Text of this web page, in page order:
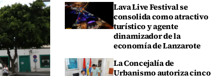
Lava Live Festival se
consolida como atractivo
turístico y agente
dinamizador de la
economía de Lanzarote
La Concejalía de
Urbanismo autoriza cinco